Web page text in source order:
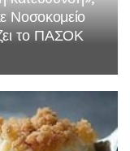
Νοσοκομείο
το ΠΑΣΟΚ